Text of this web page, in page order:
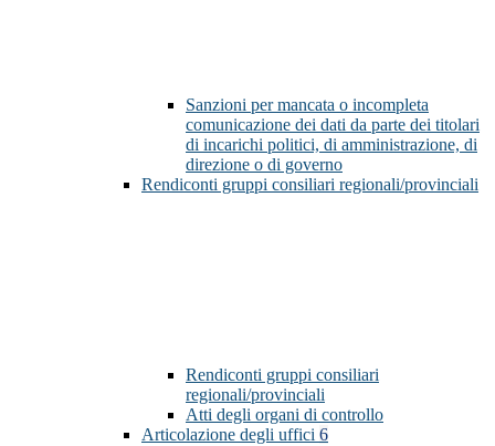
Sanzioni per mancata o incompleta
comunicazione dei dati da parte dei titolari
di incarichi politici, di amministrazione, di
direzione o di governo
Rendiconti gruppi consiliari regionali/provinciali
Rendiconti gruppi consiliari
regionali/provinciali
Atti degli organi di controllo
Articolazione degli uffici 6